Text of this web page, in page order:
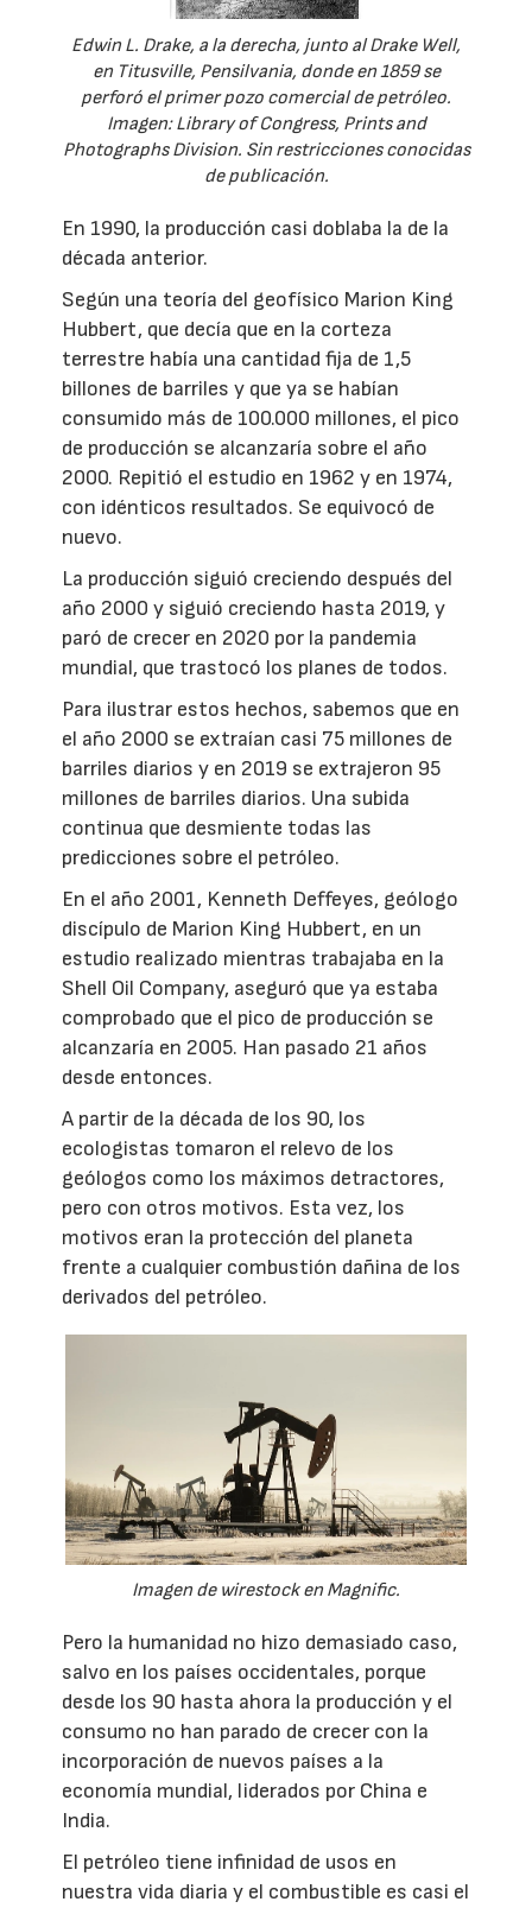
Edwin L. Drake, a la derecha, junto al Drake Well,
en Titusville, Pensilvania, donde en 1859 se
perforó el primer pozo comercial de petróleo.
Imagen: Library of Congress, Prints and
Photographs Division. Sin restricciones conocidas
de publicación.
En 1990, la producción casi doblaba la de la
década anterior.
Según una teoría del geofísico Marion King
Hubbert, que decía que en la corteza
terrestre había una cantidad fija de 1,5
billones de barriles y que ya se habían
consumido más de 100.000 millones, el pico
de producción se alcanzaría sobre el año
2000. Repitió el estudio en 1962 y en 1974,
con idénticos resultados. Se equivocó de
nuevo.
La producción siguió creciendo después del
año 2000 y siguió creciendo hasta 2019, y
paró de crecer en 2020 por la pandemia
mundial, que trastocó los planes de todos.
Para ilustrar estos hechos, sabemos que en
el año 2000 se extraían casi 75 millones de
barriles diarios y en 2019 se extrajeron 95
millones de barriles diarios. Una subida
continua que desmiente todas las
predicciones sobre el petróleo.
En el año 2001, Kenneth Deffeyes, geólogo
discípulo de Marion King Hubbert, en un
estudio realizado mientras trabajaba en la
Shell Oil Company, aseguró que ya estaba
comprobado que el pico de producción se
alcanzaría en 2005. Han pasado 21 años
desde entonces.
A partir de la década de los 90, los
ecologistas tomaron el relevo de los
geólogos como los máximos detractores,
pero con otros motivos. Esta vez, los
motivos eran la protección del planeta
frente a cualquier combustión dañina de los
derivados del petróleo.
Imagen de wirestock en Magnific.
Pero la humanidad no hizo demasiado caso,
salvo en los países occidentales, porque
desde los 90 hasta ahora la producción y el
consumo no han parado de crecer con la
incorporación de nuevos países a la
economía mundial, liderados por China e
India.
El petróleo tiene infinidad de usos en
nuestra vida diaria y el combustible es casi el